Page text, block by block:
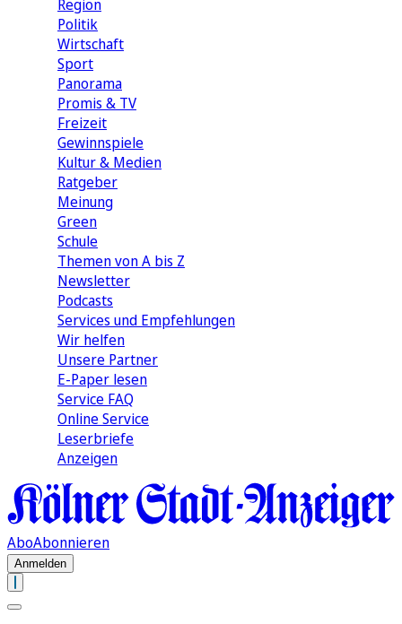
Region
Politik
Wirtschaft
Sport
Panorama
Promis & TV
Freizeit
Gewinnspiele
Kultur & Medien
Ratgeber
Meinung
Green
Schule
Themen von A bis Z
Newsletter
Podcasts
Services und Empfehlungen
Wir helfen
Unsere Partner
E-Paper lesen
Service FAQ
Online Service
Leserbriefe
Anzeigen
AboAbonnieren
Anmelden